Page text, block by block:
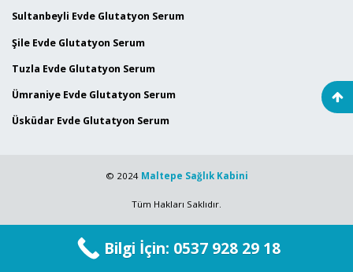
Sultanbeyli Evde Glutatyon Serum
Şile Evde Glutatyon Serum
Tuzla Evde Glutatyon Serum
Ümraniye Evde Glutatyon Serum
Üsküdar Evde Glutatyon Serum
© 2024 Maltepe Sağlık Kabini
Tüm Hakları Saklıdır.
Bilgi İçin: 0537 928 29 18